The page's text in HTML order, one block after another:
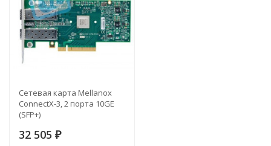
Сетевая карта Mellanox
ConnectX-3, 2 порта 10GE
(SFP+)
32 505 ₽